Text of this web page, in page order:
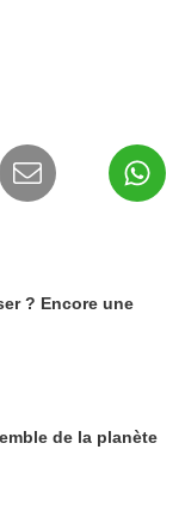
? Encore une
de la planète